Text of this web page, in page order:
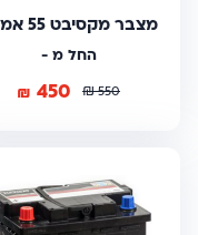
מצבר מקסיבט 55 אמפר
החל מ -
550
₪
450
₪